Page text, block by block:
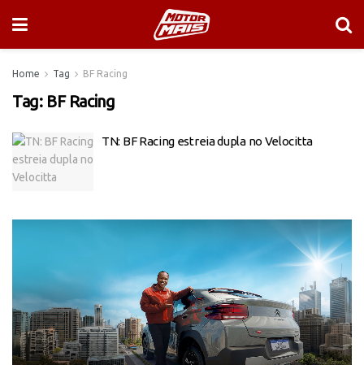
Home Tag BF Racing
Tag: BF Racing
TN: BF Racing estreia dupla no Velocitta